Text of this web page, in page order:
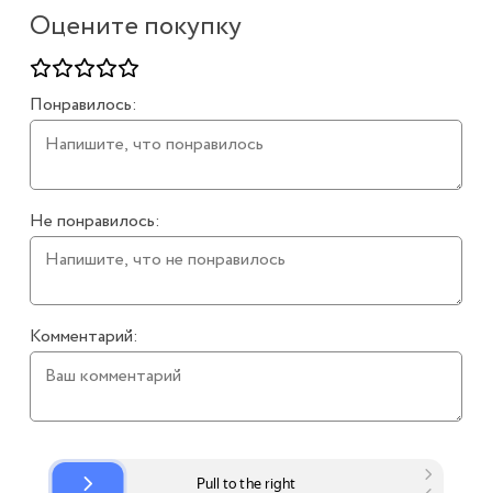
Оцените покупку
Понравилось:
Не понравилось:
Комментарий: